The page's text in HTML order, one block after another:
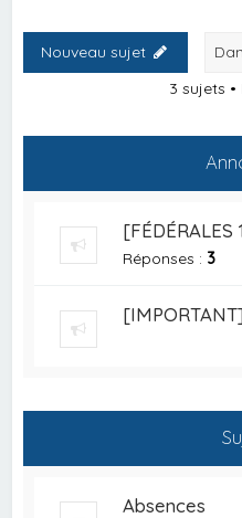
Nouveau sujet
3 sujets
Réponses : 3
Absences